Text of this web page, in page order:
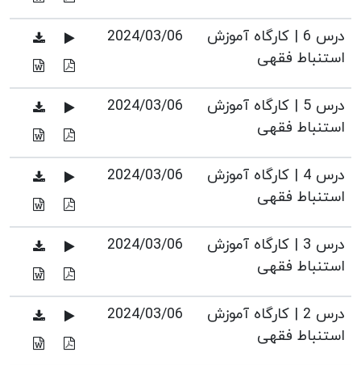
درس 6 | کارگاه آموزش
استنباط فقهی
2024/03/06
درس 5 | کارگاه آموزش
استنباط فقهی
2024/03/06
درس 4 | کارگاه آموزش
استنباط فقهی
2024/03/06
درس 3 | کارگاه آموزش
استنباط فقهی
2024/03/06
درس 2 | کارگاه آموزش
استنباط فقهی
2024/03/06